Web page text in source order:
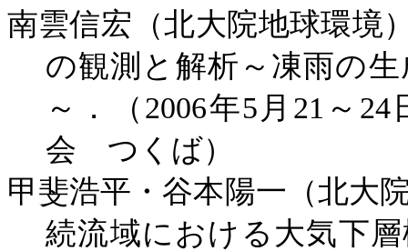
南雲信宏（北大院地球環境
の観測と解析～凍雨の
～．（ 2006年5 月 21 ～ 24
会 つくば）
甲斐浩平・谷本陽一（北大
続流域における大気下